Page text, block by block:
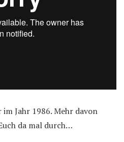
Jahr 1986. Mehr davon
da mal durch…